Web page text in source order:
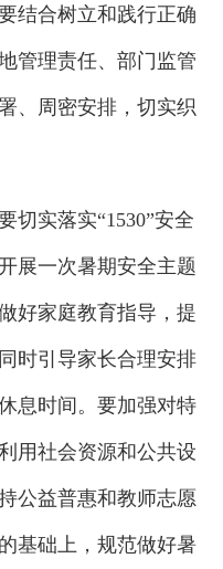
合树立和践行正确
管理责任、部门监管
、周密安排，切实织
实落实“1530”安全
展一次暑期安全主题
好家庭教育指导，提
时引导家长合理安排
息时间。要加强对特
用社会资源和公共设
公益普惠和教师志愿
基础上，规范做好暑